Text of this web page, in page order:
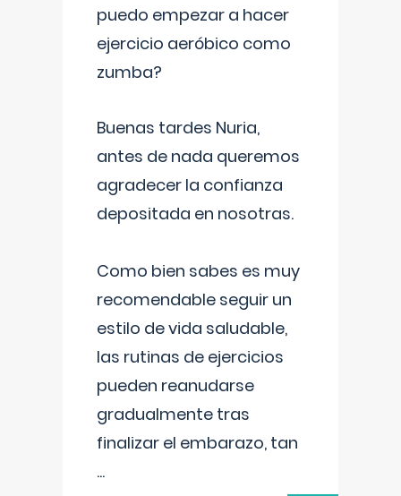
puedo empezar a hacer
ejercicio aeróbico como
zumba?
Buenas tardes Nuria,
antes de nada queremos
agradecer la confianza
depositada en nosotras.
Como bien sabes es muy
recomendable seguir un
estilo de vida saludable,
las rutinas de ejercicios
pueden reanudarse
gradualmente tras
finalizar el embarazo, tan
...